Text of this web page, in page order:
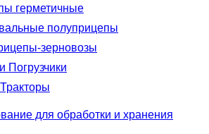
герметичные
полуприцепы
зерновозы
Погрузчики
Тракторы
для обработки и хранения